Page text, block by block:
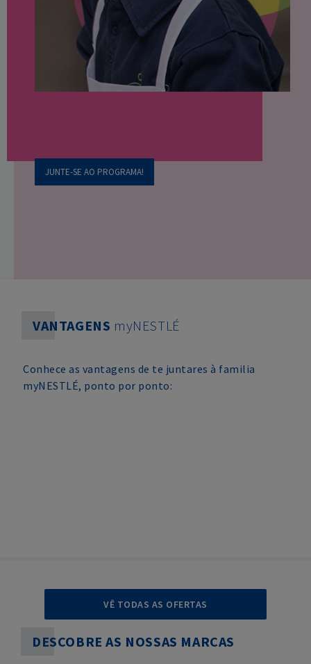
JUNTE-SE AO PROGRAMA!
VANTAGENS myNESTLÉ
Conhece as vantagens de te juntares à familia
myNESTLÉ, ponto por ponto:
VÊ TODAS AS OFERTAS
DESCOBRE AS NOSSAS MARCAS